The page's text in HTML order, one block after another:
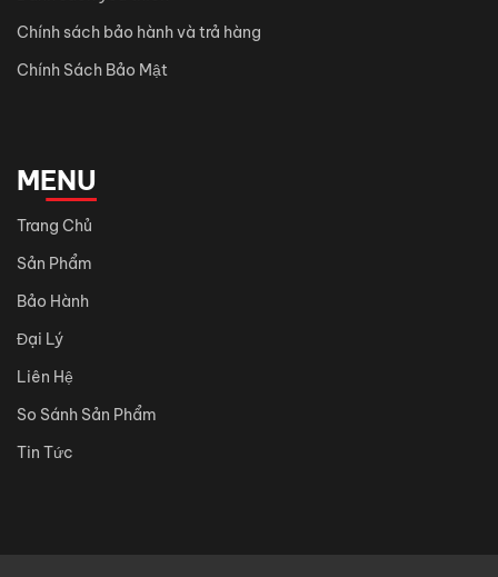
Chính sách bảo hành và trả hàng
Chính Sách Bảo Mật
MENU
Trang Chủ
Sản Phẩm
Bảo Hành
Đại Lý
Liên Hệ
So Sánh Sản Phẩm
Tin Tức